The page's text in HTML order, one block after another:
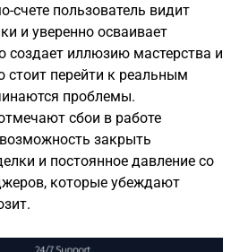
счете пользователь видит
и уверенно осваивает
создает иллюзию мастерства и
стоит перейти к реальным
проблемы.
сбои в работе
закрыть
и постоянное давление со
которые убеждают